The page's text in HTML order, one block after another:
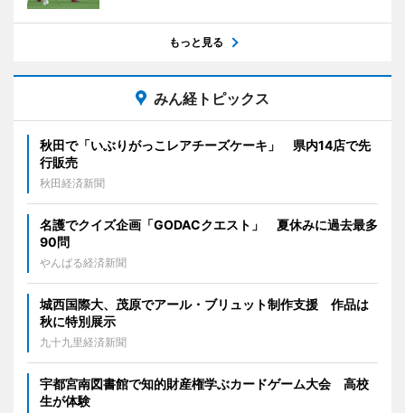
もっと見る
みん経トピックス
秋田で「いぶりがっこレアチーズケーキ」 県内14店で先
行販売
秋田経済新聞
名護でクイズ企画「GODACクエスト」 夏休みに過去最多
90問
やんばる経済新聞
城西国際大、茂原でアール・ブリュット制作支援 作品は
秋に特別展示
九十九里経済新聞
宇都宮南図書館で知的財産権学ぶカードゲーム大会 高校
生が体験